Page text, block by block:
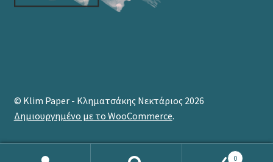
© Klim Paper - Κληματσάκης Νεκτάριος 2026
Δημιουργημένο με το WooCommerce.
0